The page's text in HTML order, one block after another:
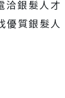
洽銀髮人才
優質銀髮人